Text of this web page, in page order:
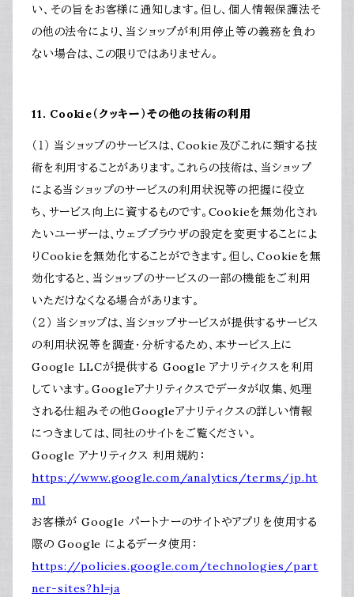
い、その旨をお客様に通知します。但し、個人情報保護法そ
の他の法令により、当ショップが利用停止等の義務を負わ
ない場合は、この限りではありません。
11. Cookie（クッキー）その他の技術の利用
（１） 当ショップのサービスは、Cookie及びこれに類する技
術を利用することがあります。これらの技術は、当ショップ
による当ショップのサービスの利用状況等の把握に役立
ち、サービス向上に資するものです。Cookieを無効化され
たいユーザーは、ウェブブラウザの設定を変更することによ
りCookieを無効化することができます。但し、Cookieを無
効化すると、当ショップのサービスの一部の機能をご利用
いただけなくなる場合があります。
（２） 当ショップは、当ショップサービスが提供するサービス
の利用状況等を調査・分析するため、本サービス上に
Google LLCが提供する Google アナリティクスを利用
しています。Googleアナリティクスでデータが収集、処理
される仕組みその他Googleアナリティクスの詳しい情報
につきましては、同社のサイトをご覧ください。
Google アナリティクス 利用規約：
https://www.google.com/analytics/terms/jp.ht
ml
お客様が Google パートナーのサイトやアプリを使用する
際の Google によるデータ使用：
https://policies.google.com/technologies/part
ner-sites?hl=ja